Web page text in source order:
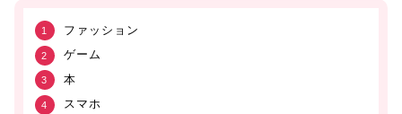
ファッション
ゲーム
本
スマホ